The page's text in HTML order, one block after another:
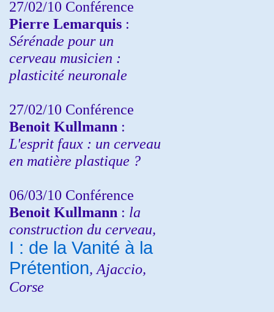
27/02/10 Conférence
Pierre Lemarquis :
Sérénade pour un
cerveau musicien :
plasticité neuronale
27/02/10 Conférence
Benoit Kullmann :
L'esprit faux : un cerveau
en matière plastique ?
06/03/10 Conférence
Benoit Kullmann : la
construction du cerveau,
I : de la Vanité à la
Prétention, Ajaccio,
Corse